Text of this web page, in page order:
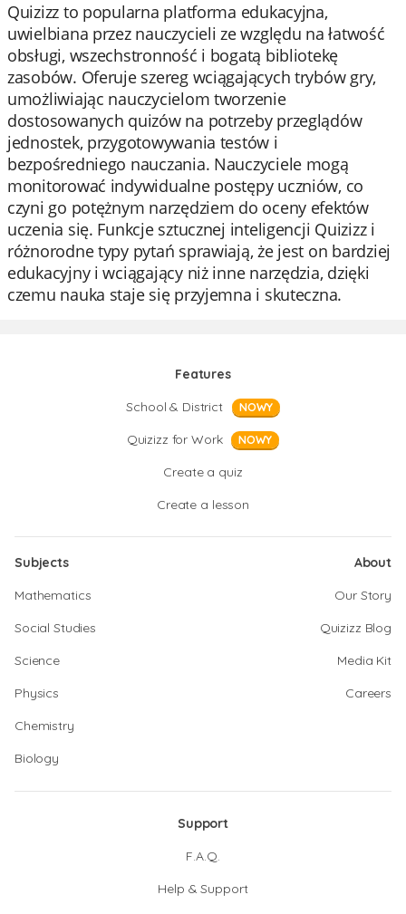
Quizizz to popularna platforma edukacyjna,
uwielbiana przez nauczycieli ze względu na łatwość
obsługi, wszechstronność i bogatą bibliotekę
zasobów. Oferuje szereg wciągających trybów gry,
umożliwiając nauczycielom tworzenie
dostosowanych quizów na potrzeby przeglądów
jednostek, przygotowywania testów i
bezpośredniego nauczania. Nauczyciele mogą
monitorować indywidualne postępy uczniów, co
czyni go potężnym narzędziem do oceny efektów
uczenia się. Funkcje sztucznej inteligencji Quizizz i
różnorodne typy pytań sprawiają, że jest on bardziej
edukacyjny i wciągający niż inne narzędzia, dzięki
czemu nauka staje się przyjemna i skuteczna.
Features
School & District
NOWY
Quizizz for Work NOWY
Create a quiz
Create a lesson
Subjects
Mathematics
Social Studies
Science
Physics
Chemistry
Biology
About
Our Story
Quizizz Blog
Media Kit
Careers
Support
F.A.Q.
Help & Support